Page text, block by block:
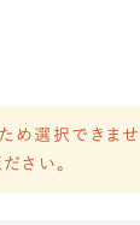
め選択できま
さい。